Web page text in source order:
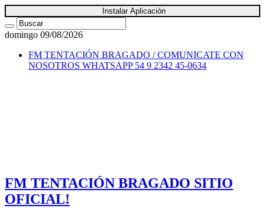
Instalar Aplicación
domingo 09/08/2026
FM TENTACIÓN BRAGADO / COMUNICATE CON
NOSOTROS WHATSAPP 54 9 2342 45-0634
FM TENTACIÓN BRAGADO SITIO
OFICIAL!